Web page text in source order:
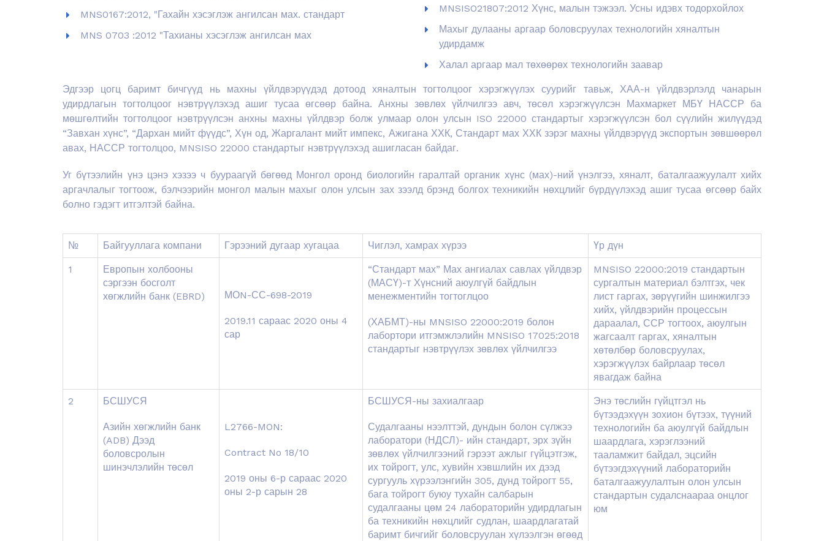
MNS0167:2012, "Гахайн хэсэглэж ангилсан мах. стандарт
MNS 0703 :2012 "Тахианы хэсэглэж ангилсан мах
MNSISO21807:2012 Хүнс, малын тэжээл. Усны идэвх тодорхойлох
Махыг дулааны аргаар боловсруулах технологийн хяналтын
удирдамж
Халал аргаар мал төхөөрөх технологийн заавар
Эдгээр цогц баримт бичгүүд нь махны үйлдвэрүүдэд дотоод хяналтын тогтолцоог хэрэгжүүлэх суурийг тавьж, ХАА-н үйлдвэрлэлд чанарын
удирдлагын тогтолцоог нэвтрүүлэхэд ашиг тусаа өгсөөр байна. Анхны зөвлөх үйлчилгээ авч, төсөл хэрэгжүүлсэн Махмаркет МБҮ НАССР ба
мөшгөлтийн тогтолцоог нэвтрүүлсэн анхны махны үйлдвэр болж улмаар олон улсын ISO 22000 стандартыг хэрэгжүүлсэн бол сүүлийн жилүүдэд
“Завхан хүнс”, “Дархан мийт фүүдс”, Хүн од, Жаргалант мийт импекс, Ажигана ХХК, Стандарт мах ХХК зэрэг махны үйлдвэрүүд экспортын зөвшөөрөл
авах, НАССР тогтолцоо, MNSISO 22000 стандартыг нэвтрүүлэхэд ашигласан байдаг.
Уг бүтээлийн үнэ цэнэ хэзээ ч буураагүй бөгөөд Монгол оронд биологийн гаралтай органик хүнс (мах)-ний үнэлгээ, хяналт, баталгаажуулалт хийх
аргачлалыг тогтоож, бэлчээрийн монгол малын махыг олон улсын зах зээлд брэнд болгох техникийн нөхцлийг бүрдүүлэхэд ашиг тусаа өгсөөр байх
болно гэдэгт итгэлтэй байна.
№ Байгууллага компани Гэрээний дугаар хугацаа Чиглэл, хамрах хүрээ Үр дүн
1
Европын холбооны
сэргээн босголт
хөгжлийн банк (EBRD)
МОN-СС-698-2019
2019.11 сараас 2020 оны 4
сар
“Стандарт мах” Мах ангиалах савлах үйлдвэр
(МАСҮ)-т Хүнсний аюулгүй байдлын
менежментийн тогтоглцоо
(ХАБМТ)-ны MNSISO 22000:2019 болон
лабортори итгэмжлэлийн MNSISO 17025:2018
стандартыг нэвтрүүлэх зөвлөх үйлчилгээ
MNSISO 22000:2019 стандартын
сургалтын материал бэлтгэх, чек
лист гаргах, зөрүүгийн шинжилгээ
хийх, үйлдвэрийн процессын
дараалал, ССР тогтоох, аюулгын
жагсаалт гаргах, хяналтын
хөтөлбөр боловсруулах,
хэрэгжүүлэх байрлаар төсөл
явагдаж байна
2 БСШУСЯ
Азийн хөгжлийн банк
(ADB) Дээд
боловсролын
шинэчлэлийн төсөл
L2766-MON:
Contract No 18/10
2019 оны 6-р сараас 2020
оны 2-р сарын 28
БСШУСЯ-ны захиалгаар
Судалгааны нээлттэй, дундын болон сүлжээ
лаборатори (НДСЛ)- ийн стандарт, эрх зүйн
зөвлөх үйлчилгээний гэрээт ажлыг гүйцэтгэж,
их тойрогт, улс, хувийн хэвшлийн их дээд
сургууль хүрээлэнгийн 305, дунд тойрогт 55,
бага тойрогт буюу тухайн салбарын
судалгааны цөм 24 лабораторийн удирдлагын
ба техникийн нөхцлийг судлан, шаардлагатай
баримт бичгийг боловсруулан хүлээлгэн өгөөд
Энэ төслийн гүйцтгэл нь
бүтээдэхүүн зохион бүтээх, түүний
технологийн ба аюулгүй байдлын
шаардлага, хэрэглээний
тааламжит байдал, эцсийн
бүтээгдэхүүний лабораторийн
баталгаажуулалтын олон улсын
стандартын судалснаараа онцлог
юм